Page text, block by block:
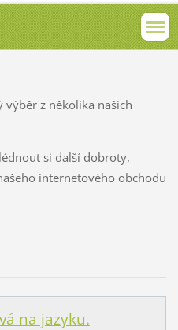
výběr z několika našich
si další dobroty,
internetového obchodu
na jazyku.